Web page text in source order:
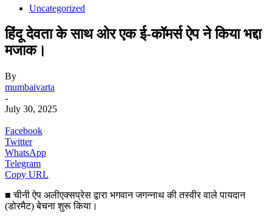
Uncategorized
हिंदू देवता के साथ ओर एक ई-कॉमर्स ऐप ने किया भद्दा
मजाक।
By
mumbaivarta
-
July 30, 2025
Facebook
Twitter
WhatsApp
Telegram
Copy URL
■ चीनी ऐप अलीएक्सप्रेस द्वारा भगवान जगन्नाथ की तस्वीर वाले पायदान
(डोरमैट) बेचना शुरू किया।